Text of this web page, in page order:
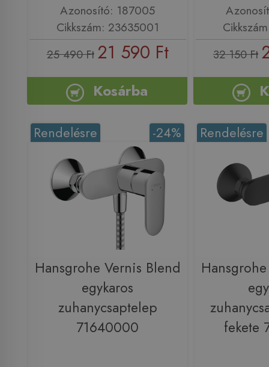
Azonosító: 187005
Cikkszám: 23635001
25 490 Ft 21 590 Ft
Kosárba
32 150 Ft
-24%
Rendelésre
Hansgrohe Vernis Blend
egykaros
zuhanycsaptelep
71640000
Rendelésre
fekete